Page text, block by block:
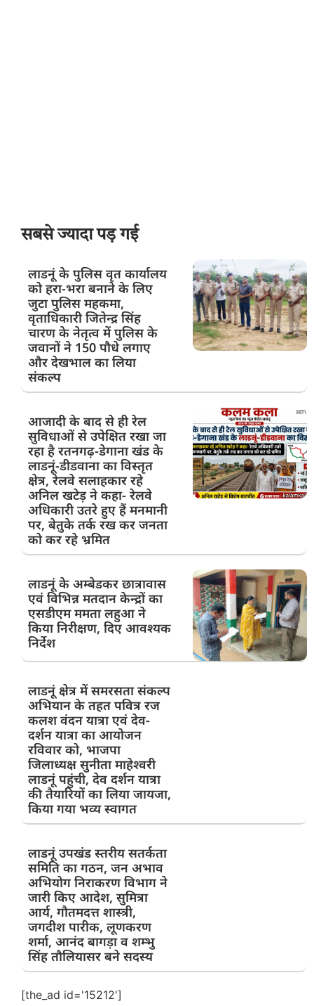
सबसे ज्यादा पड़ गई
लाडनूं के पुलिस वृत कार्यालय
को हरा-भरा बनाने के लिए
जुटा पुलिस महकमा,
वृताधिकारी जितेन्द्र सिंह
चारण के नेतृत्व में पुलिस के
जवानों ने 150 पौधे लगाए
और देखभाल का लिया
संकल्प
आजादी के बाद से ही रेल
सुविधाओं से उपेक्षित रखा जा
रहा है रतनगढ़-डेगाना खंड के
लाडनूं-डीडवाना का विस्तृत
क्षेत्र, रेलवे सलाहकार रहे
अनिल खटेड़ ने कहा- रेलवे
अधिकारी उतरे हुए हैं मनमानी
पर, बेतुके तर्क रख कर जनता
को कर रहे भ्रमित
लाडनूं के अम्बेडकर छात्रावास
एवं विभिन्न मतदान केन्द्रों का
एसडीएम ममता लहुआ ने
किया निरीक्षण, दिए आवश्यक
निर्देश
लाडनूं क्षेत्र में समरसता संकल्प
अभियान के तहत पवित्र रज
कलश वंदन यात्रा एवं देव-
दर्शन यात्रा का आयोजन
रविवार को, भाजपा
जिलाध्यक्ष सुनीता माहेश्वरी
लाडनूं पहुंची, देव दर्शन यात्रा
की तैयारियों का लिया जायजा,
किया गया भव्य स्वागत
लाडनूं उपखंड स्तरीय सतर्कता
समिति का गठन, जन अभाव
अभियोग निराकरण विभाग ने
जारी किए आदेश, सुमित्रा
आर्य, गौतमदत्त शास्त्री,
जगदीश पारीक, लूणकरण
शर्मा, आनंद बागड़ा व शम्भु
सिंह तौलियासर बने सदस्य
[the_ad id='15212']